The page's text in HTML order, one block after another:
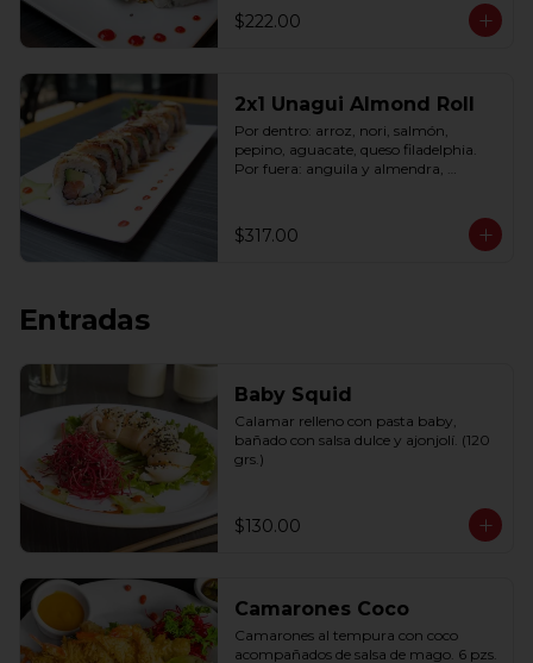
$222.00
2x1 Unagui Almond Roll
Por dentro: arroz, nori, salmón,
pepino, aguacate, queso filadelphia.
Por fuera: anguila y almendra,
$317.00
Entradas
Baby Squid
Calamar relleno con pasta baby,
bañado con salsa dulce y ajonjolí. (120
grs.)
$130.00
Camarones Coco
Camarones al tempura con coco
acompañados de salsa de mago. 6 pzs.